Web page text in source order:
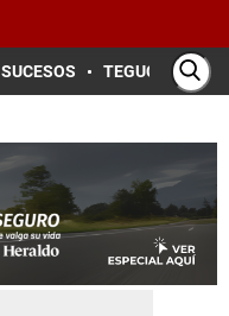
SUCESOS TEGUCIGALPA